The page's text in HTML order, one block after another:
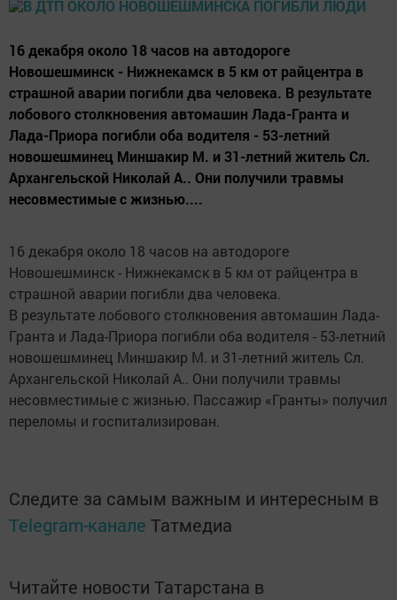
16 декабря около 18 часов на автодороге
Новошешминск - Нижнекамск в 5 км от райцентра в
страшной аварии погибли два человека. В результате
лобового столкновения автомашин Лада-Гранта и
Лада-Приора погибли оба водителя - 53-летний
новошешминец Миншакир М. и 31-летний житель Сл.
Архангельской Николай А.. Они получили травмы
несовместимые с жизнью....
16 декабря около 18 часов на автодороге
Новошешминск - Нижнекамск в 5 км от райцентра в
страшной аварии погибли два человека.
В результате лобового столкновения автомашин Лада-
Гранта и Лада-Приора погибли оба водителя - 53-летний
новошешминец Миншакир М. и 31-летний житель Сл.
Архангельской Николай А.. Они получили травмы
несовместимые с жизнью. Пассажир «Гранты» получил
переломы и госпитализирован.
Следите за самым важным и интересным в
Telegram-канале Татмедиа
Читайте новости Татарстана в